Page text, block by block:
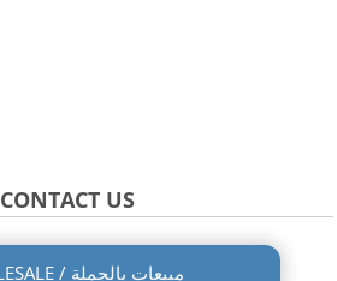
CONTACT US
WHOLESALE / مبيعات بالجملة